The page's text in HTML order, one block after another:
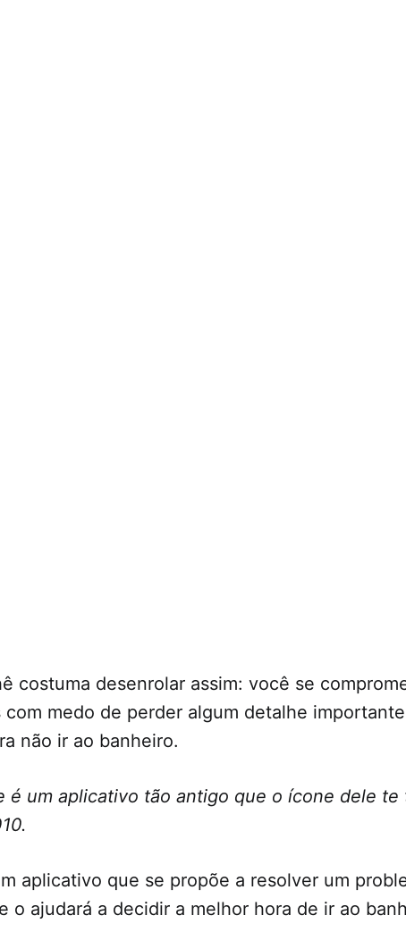
costuma desenrolar assim: você se
com medo de perder algum detalhe
não ir ao banheiro.
é um aplicativo tão antigo que o ícone dele te
aplicativo que se propõe a resolver um
o ajudará a decidir a melhor hora de ir ao